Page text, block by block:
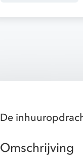
De
Omschrijving